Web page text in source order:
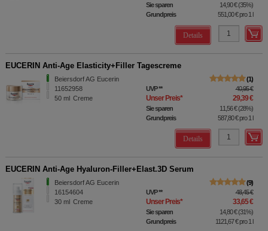
Sie sparen 14,90 €(35%)
Grundpreis
551,00 €pro 1 l
Details
EUCERIN Anti-Age Elasticity+Filler Tagescreme
Beiersdorf AG Eucerin
11652958
50 ml Creme
1
UVP** 40,95 €
Unser Preis* 29,39 €
Sie sparen 11,56 €(28%)
Grundpreis
587,80 €pro 1 l
Details
EUCERIN Anti-Age Hyaluron-Filler+Elast.3D Serum
Beiersdorf AG Eucerin
16154604
30 ml Creme
9
UVP** 48,45 €
Unser Preis* 33,65 €
Sie sparen 14,80 €(31%)
Grundpreis
1121,67 €pro 1 l